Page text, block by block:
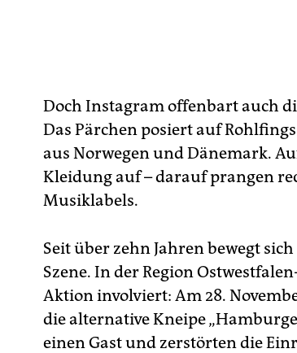
Doch Instagram offenbart auch
Das Pärchen posiert auf
aus Norwegen und Dänemark.
Kleidung auf – darauf prangen
Musiklabels.
Seit über zehn Jahren bewegt
Szene. In der Region
Aktion involviert: Am 28.
die alternative Kneipe
einen Gast und zerstörten die